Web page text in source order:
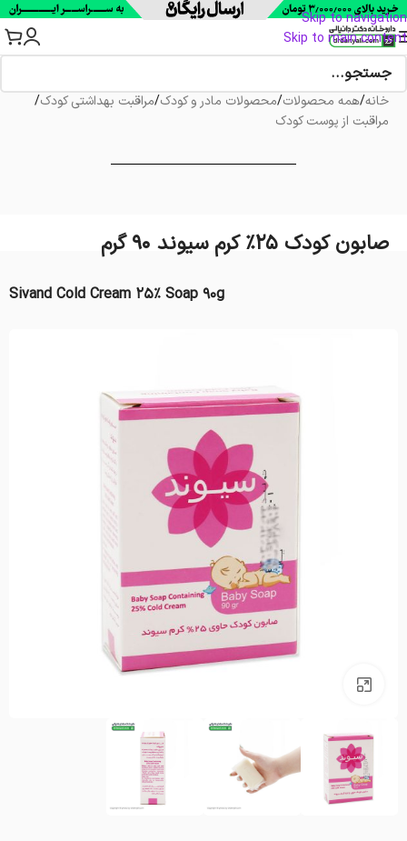
Skip to navigation
Skip to main content
خانه/همه محصولات/محصولات مادر و کودک/مراقبت بهداشتی کودک/
مراقبت از پوست کودک
صابون کودک 25% کرم سیوند 90 گرم
Sivand Cold Cream 25% Soap 90g